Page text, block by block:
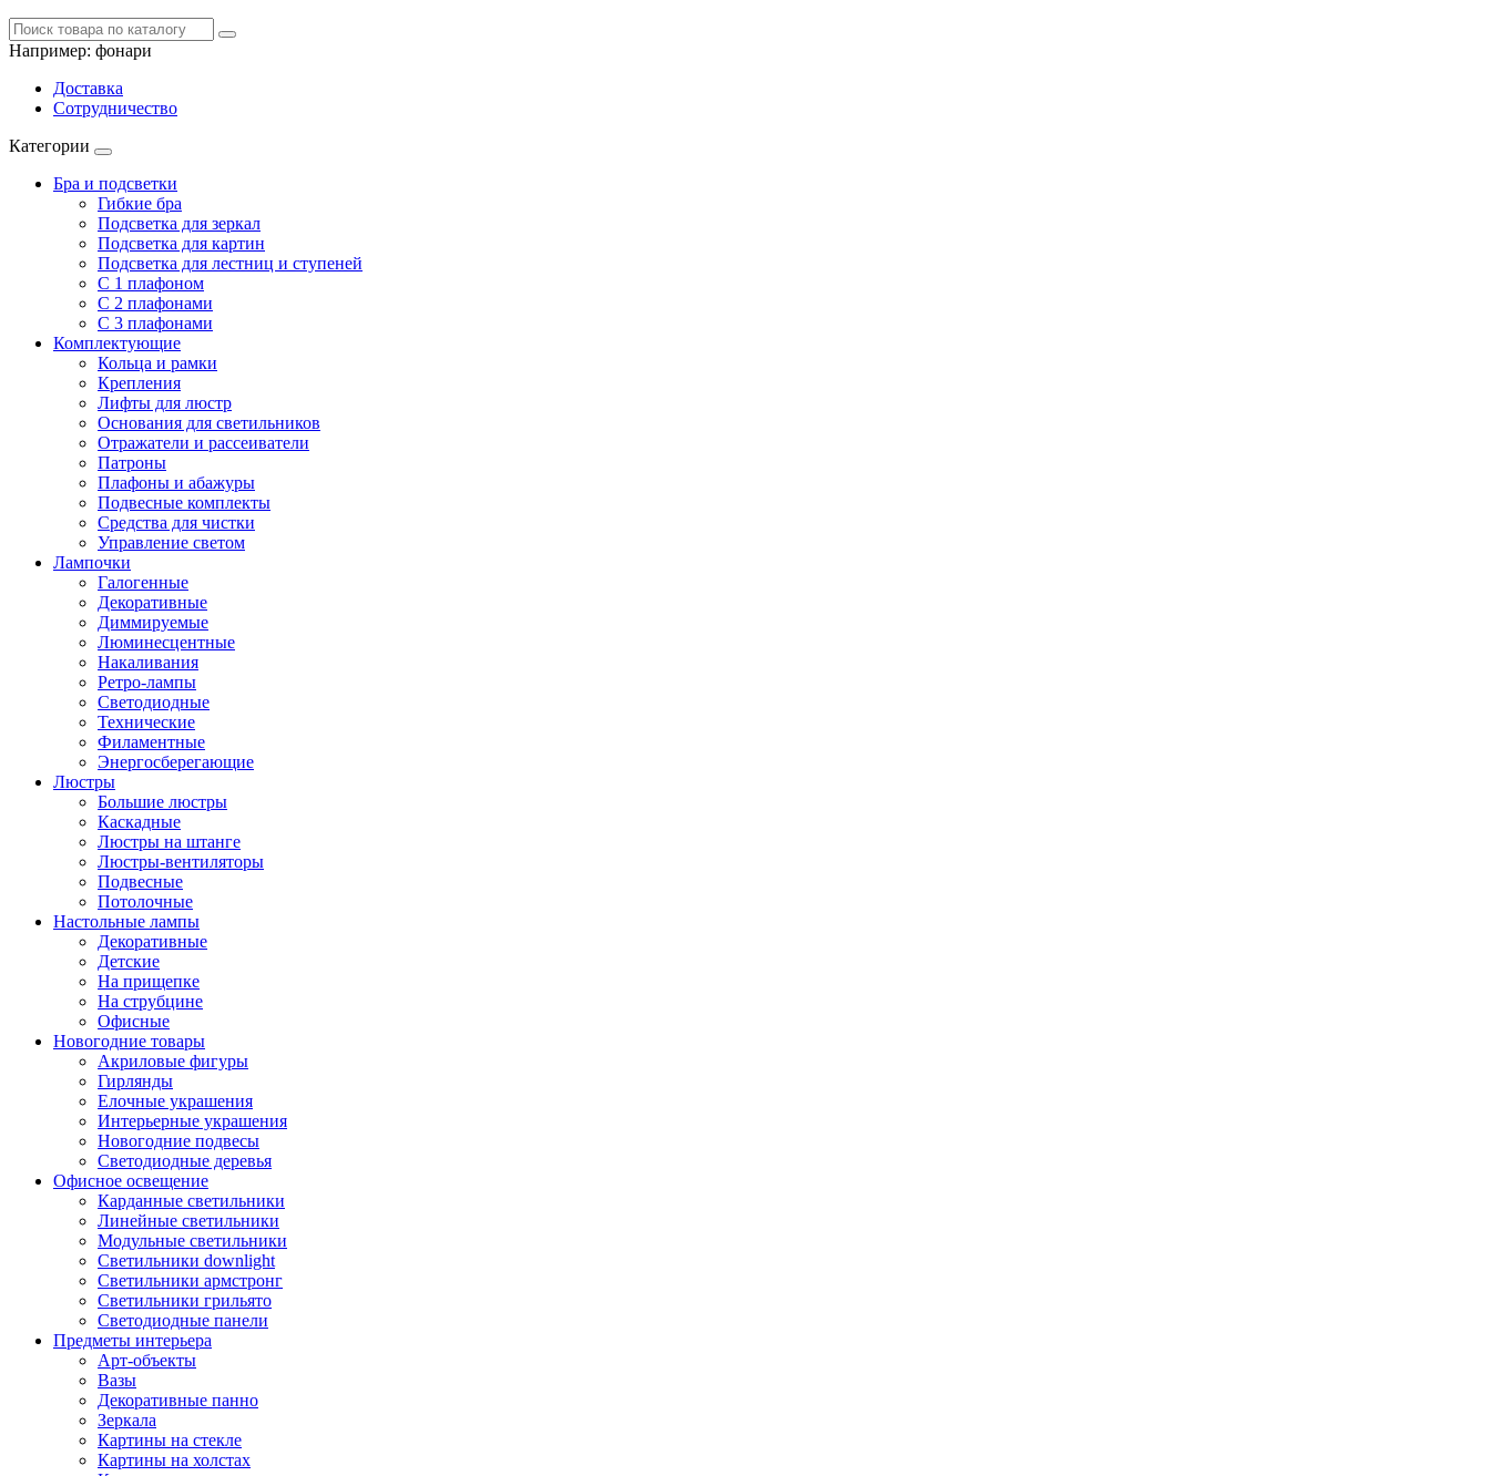
Например: фонари
Доставка
Сотрудничество
Категории
Бра и подсветки
Гибкие бра
Подсветка для зеркал
Подсветка для картин
Подсветка для лестниц и ступеней
С 1 плафоном
С 2 плафонами
С 3 плафонами
Комплектующие
Кольца и рамки
Крепления
Лифты для люстр
Основания для светильников
Отражатели и рассеиватели
Патроны
Плафоны и абажуры
Подвесные комплекты
Средства для чистки
Управление светом
Лампочки
Галогенные
Декоративные
Диммируемые
Люминесцентные
Накаливания
Ретро-лампы
Светодиодные
Технические
Филаментные
Энергосберегающие
Люстры
Большие люстры
Каскадные
Люстры на штанге
Люстры-вентиляторы
Подвесные
Потолочные
Настольные лампы
Декоративные
Детские
На прищепке
На струбцине
Офисные
Новогодние товары
Акриловые фигуры
Гирлянды
Елочные украшения
Интерьерные украшения
Новогодние подвесы
Светодиодные деревья
Офисное освещение
Карданные светильники
Линейные светильники
Модульные светильники
Светильники downlight
Светильники армстронг
Светильники грильято
Светодиодные панели
Предметы интерьера
Арт-объекты
Вазы
Декоративные панно
Зеркала
Картины на стекле
Картины на холстах